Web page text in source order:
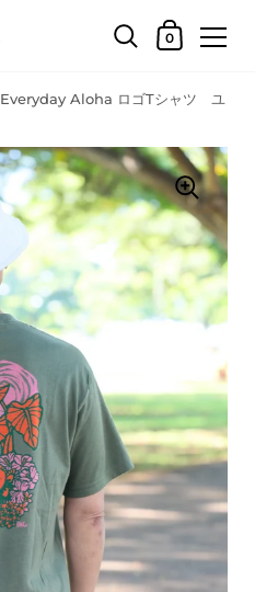
0
Everyday Aloha ロゴTシャツ ユ